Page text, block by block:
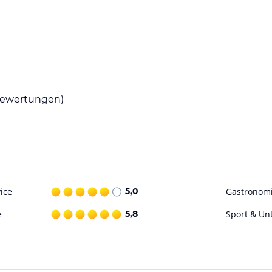
5,0
5,8 Sport &